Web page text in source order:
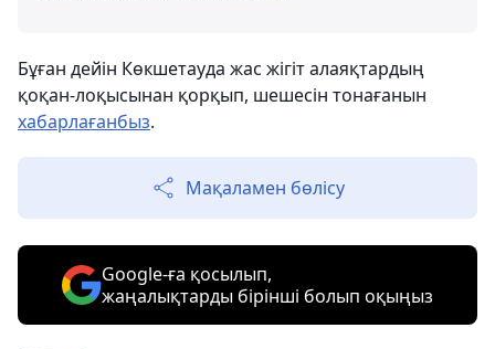
Бұған дейін Көкшетауда жас жігіт алаяқтардың
қоқан-лоқысынан қорқып, шешесін тонағанын
хабарлағанбыз.
Мақаламен бөлісу
Google-ға қосылып,
жаңалықтарды бірінші болып оқыңыз